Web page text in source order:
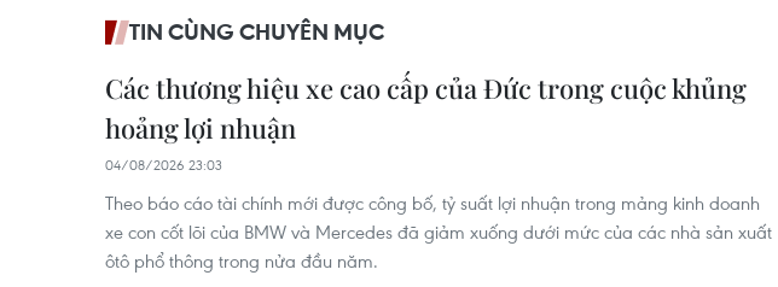
TIN CÙNG CHUYÊN MỤC
Các thương hiệu xe cao cấp của Đức trong cuộc khủng
hoảng lợi nhuận
04/08/2026 23:03
Theo báo cáo tài chính mới được công bố, tỷ suất lợi nhuận trong mảng kinh doanh
xe con cốt lõi của BMW và Mercedes đã giảm xuống dưới mức của các nhà sản xuất
ôtô phổ thông trong nửa đầu năm.